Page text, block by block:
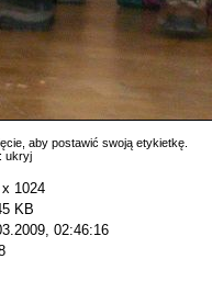
aby postawić swoją etykietkę.
ukryj
1024
KB
02:46:16